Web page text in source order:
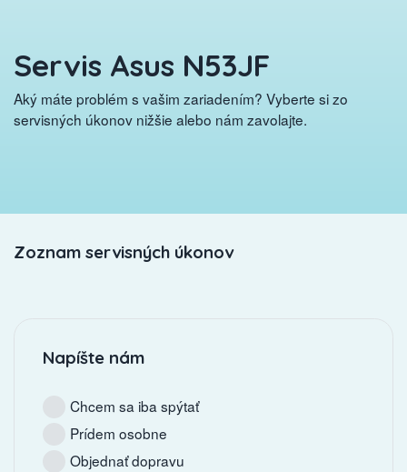
Servis Asus N53JF
Aký máte problém s vašim zariadením? Vyberte si zo
servisných úkonov nižšie alebo nám zavolajte.
Zoznam servisných úkonov
Napíšte nám
Chcem sa iba spýtať
Prídem osobne
Objednať dopravu